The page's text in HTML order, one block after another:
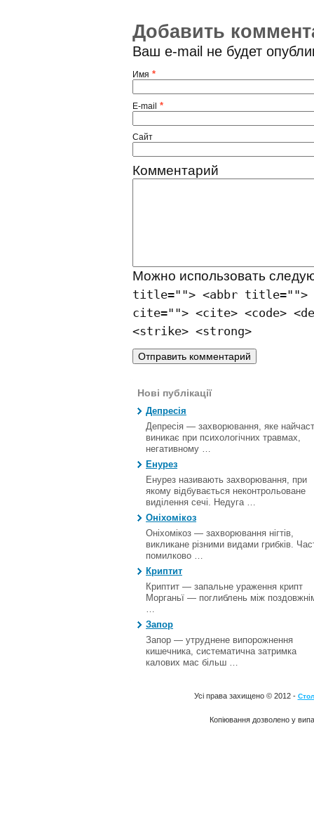
Добавить
Ваш e-mail не будет
Имя *
E-mail *
Сайт
Комментарий
Можно использовать
title=""> <abbr title="">
cite=""> <cite> <code>
<strike> <strong>
Нові публікації
Депресія
Депресія — захворювання, яке
виникає при психологічних травмах,
негативному …
Енурез
Енурез називають захворювання, при
якому відбувається неконтрольоване
виділення сечі. Недуга …
Оніхомікоз
Оніхомікоз — захворювання нігтів,
викликане різними видами грибків.
помилково …
Криптит
Криптит — запальне ураження крипт
Морганьї — поглиблень між
…
Запор
Запор — утруднене випорожнення
кишечника, систематична затримка
калових мас більш …
Усі права захищено © 2012 -
Копіювання дозволено у